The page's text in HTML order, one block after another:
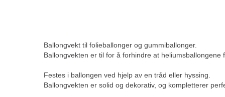
Ballongvekt til folieballonger og gummiballonger.
Ballongvekten er til for å forhindre at heliumsballongene
Festes i ballongen ved hjelp av en tråd eller hyssing.
Ballongvekten er solid og dekorativ, og kompletterer